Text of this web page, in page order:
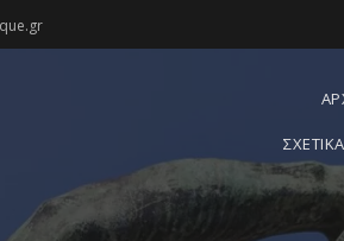
ΣΧΕΤΙΚΑ